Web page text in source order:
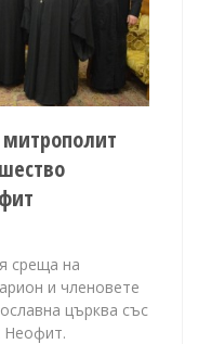
среща на
и членовете
църква със
Неофит.